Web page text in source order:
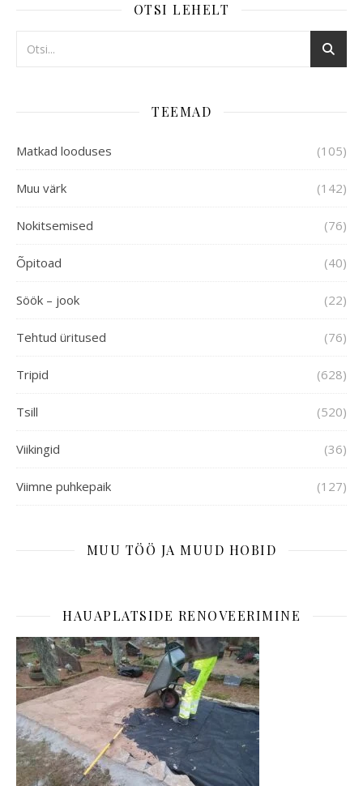
OTSI LEHELT
TEEMAD
Matkad looduses (105)
Muu värk (142)
Nokitsemised (76)
Õpitoad (40)
Söök – jook (22)
Tehtud üritused (76)
Tripid (628)
Tsill (520)
Viikingid (36)
Viimne puhkepaik (127)
MUU TÖÖ JA MUUD HOBID
HAUAPLATSIDE RENOVEERIMINE